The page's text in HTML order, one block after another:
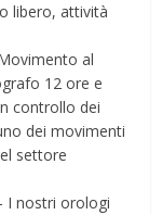
libero, attività
al
12 ore e
controllo dei
dei movimenti
settore
I nostri orologi